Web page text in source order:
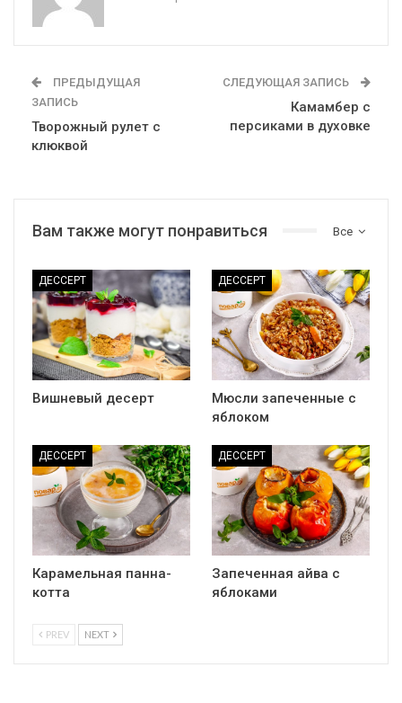
ПРЕДЫДУЩАЯ
ЗАПИСЬ
Творожный рулет с
клюквой
СЛЕДУЮЩАЯ ЗАПИСЬ
Камамбер с
персиками в духовке
Все
Вам также могут понравиться
ДЕССЕРТ
Вишневый десерт
ДЕССЕРТ
Мюсли запеченные с
яблоком
ДЕССЕРТ
Карамельная панна-
котта
ДЕССЕРТ
Запеченная айва с
яблоками
PREV NEXT